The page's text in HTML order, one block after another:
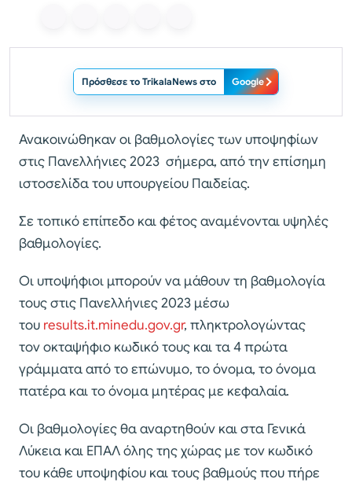
Πρόσθεσε το TrikalaNews στο Google
Ανακοινώθηκαν οι βαθμολογίες των υποψηφίων
στις Πανελλήνιες 2023 σήμερα, από την επίσημη
ιστοσελίδα του υπουργείου Παιδείας.
Σε τοπικό επίπεδο και φέτος αναμένονται υψηλές
βαθμολογίες.
Οι υποψήφιοι μπορούν να μάθουν τη βαθμολογία
τους στις Πανελλήνιες 2023 μέσω
του results.it.minedu.gov.gr, πληκτρολογώντας
τον οκταψήφιο κωδικό τους και τα 4 πρώτα
γράμματα από το επώνυμο, το όνομα, το όνομα
πατέρα και το όνομα μητέρας με κεφαλαία.
Οι βαθμολογίες θα αναρτηθούν και στα Γενικά
Λύκεια και ΕΠΑΛ όλης της χώρας με τον κωδικό
του κάθε υποψηφίου και τους βαθμούς που πήρε